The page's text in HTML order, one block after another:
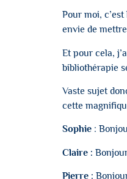
Pour moi,
envie de
Et pour cela,
bibliothérapie
Vaste sujet
cette
Sophie :
Claire :
Pierre :